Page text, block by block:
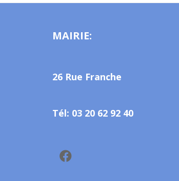
MAIRIE:
26 Rue Franche
Tél: 03 20 62 92 40